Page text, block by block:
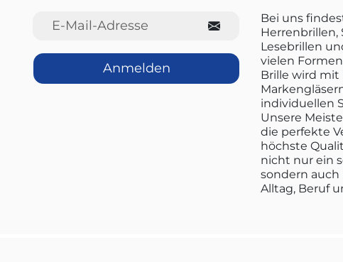
E-Mail-Adresse
Anmelden
Bei uns
Herrenbrillen,
Lesebrillen
vielen
Brille wird
individuellen
Unsere
die perfekte
höchste
nicht nur ein
sondern auch
Alltag, Beruf